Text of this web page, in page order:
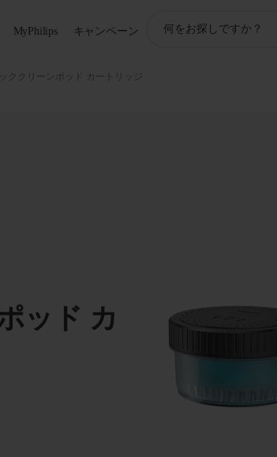
MyPhilips キャンペーン
ッククリーンポッド カートリッジ
ッド カ